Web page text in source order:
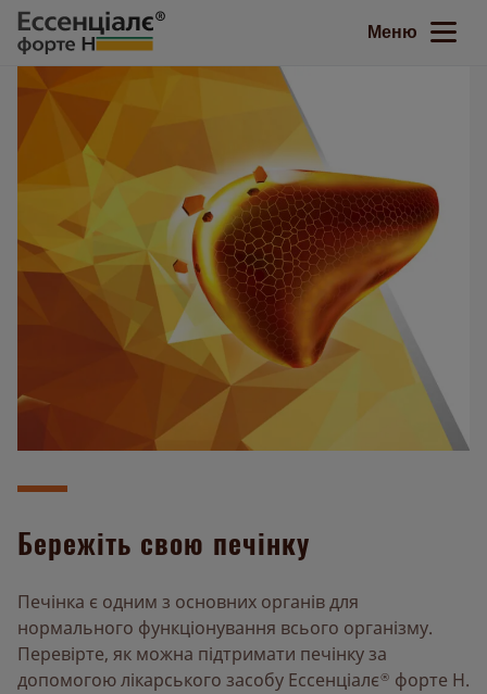
Меню
Закрити
Головна
Ваша печінка
Захворювання печінки
Ессенціалє форте Н
Перевірте свою печінку
Бережіть свою печінку
Печінка є одним з основних органів для
нормального функціонування всього організму.
Перевірте, як можна підтримати печінку за
допомогою лікарського засобу Ессенціалє® форте Н.